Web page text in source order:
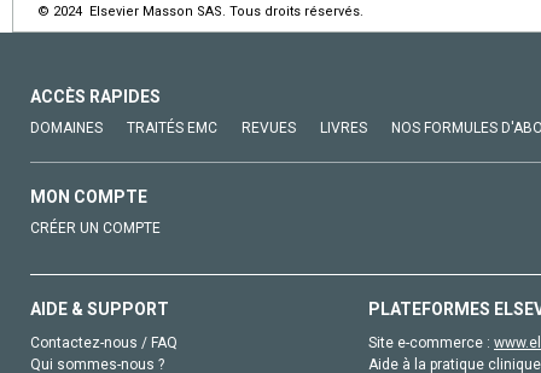
© 2024 Elsevier Masson SAS. Tous droits réservés.
ACCÈS RAPIDES
DOMAINES TRAITÉS EMC REVUES LIVRES NOS FORMULES
MON COMPTE
CRÉER UN COMPTE
AIDE & SUPPORT
Contactez-nous / FAQ
Qui sommes-nous ?
PLATEFORMES
Site e-commerce :
Aide à la pratique